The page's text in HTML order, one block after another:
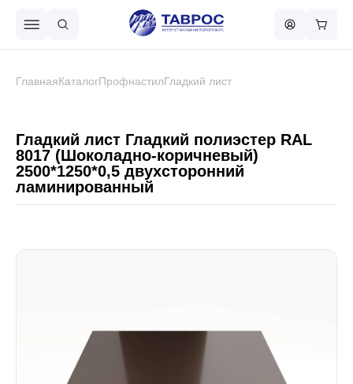
Металлочерепица
Сваи винтовые
ГлавнаяКаталогПрофнастилГладкий лист
Гладкий лист Гладкий полиэстер RAL
8017 (Шоколадно-коричневый)
2500*1250*0,5 двухсторонний
ламинированный